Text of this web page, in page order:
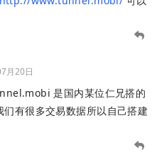
月20日
是国内某位仁兄搭的
有很多交易数据所以自己搭建